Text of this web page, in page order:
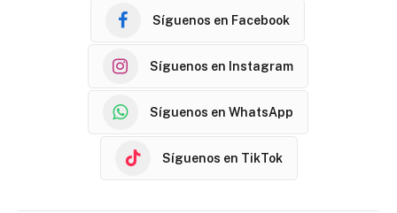
Síguenos en Facebook
Síguenos en Instagram
Síguenos en WhatsApp
Síguenos en TikTok